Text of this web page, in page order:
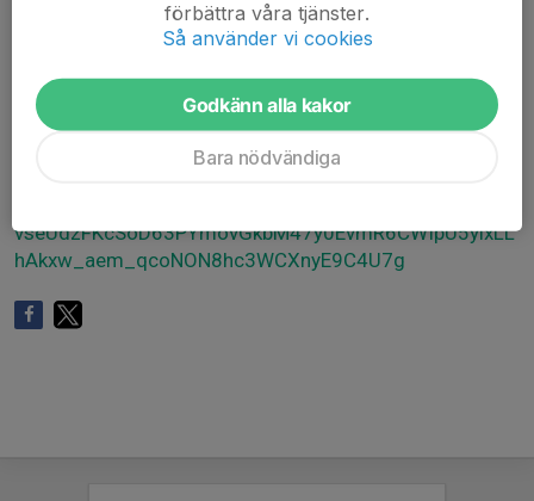
Hjärtligt välkommen!
www.barncancerfonden.se/event/run-of-hope/delta-i-
ett-lopp/run-of-hope-i-varmbol/?
vseUdzFKcSoD63PYmovGkbM47y0EvmR6CWIpU5ylxLL
hAkxw_aem_qcoNON8hc3WCXnyE9C4U7g
förbättra våra tjänster.
Så använder vi cookies
Godkänn alla kakor
Bara nödvändiga